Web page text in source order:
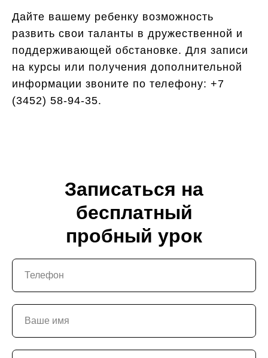
Дайте вашему ребенку возможность
развить свои таланты в дружественной и
поддерживающей обстановке. Для записи
на курсы или получения дополнительной
информации звоните по телефону: +7
(3452) 58-94-35.
Записаться на
бесплатный
пробный урок